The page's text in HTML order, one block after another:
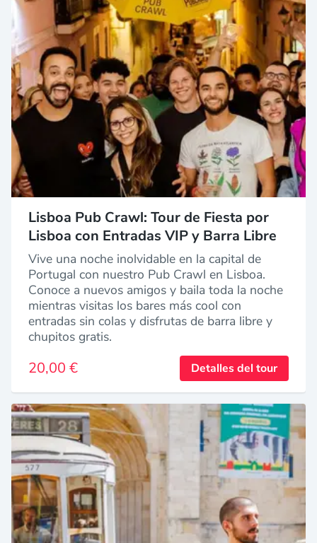
Lisboa Pub Crawl: Tour de Fiesta por
Lisboa con Entradas VIP y Barra Libre
Vive una noche inolvidable en la capital de
Portugal con nuestro Pub Crawl en Lisboa.
Conoce a nuevos amigos y baila toda la noche
mientras visitas los bares más cool con
entradas sin colas y disfrutas de barra libre y
chupitos gratis.
20,00 € Detalles del tour